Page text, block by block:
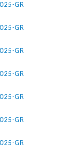
GR
GR
GR
GR
GR
GR
GR